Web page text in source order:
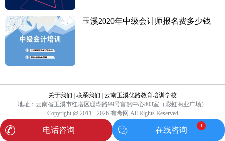
玉溪2020年中级会计师报名费多少钱
关于我们 联系我们
云南玉溪优路教育培训学校
地址：云南省玉溪市红塔区珊瑚路99号富然中心803室（彩虹商业广场）
Copyright @ 2011 - 2026 有考网 All Rights Reserved
电话咨询 在线咨询
1